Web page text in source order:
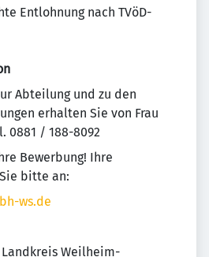
Entlohnung nach TVöD-
Abteilung und zu den
erhalten Sie von Frau
0881 / 188-8092
Bewerbung! Ihre
bitte an:
ws.de
Landkreis Weilheim-